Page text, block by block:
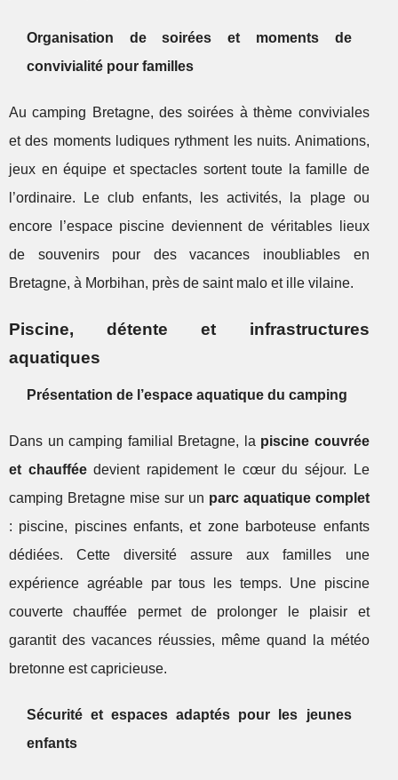
Organisation de soirées et moments de
convivialité pour familles
Au camping Bretagne, des soirées à thème conviviales
et des moments ludiques rythment les nuits. Animations,
jeux en équipe et spectacles sortent toute la famille de
l’ordinaire. Le club enfants, les activités, la plage ou
encore l’espace piscine deviennent de véritables lieux
de souvenirs pour des vacances inoubliables en
Bretagne, à Morbihan, près de saint malo et ille vilaine.
Piscine, détente et infrastructures
aquatiques
Présentation de l’espace aquatique du camping
Dans un camping familial Bretagne, la piscine couvrée
et chaufféedevient rapidement le cœur du séjour. Le
camping Bretagne mise sur un parc aquatique complet
: piscine, piscines enfants, et zone barboteuse enfants
dédiées. Cette diversité assure aux familles une
expérience agréable par tous les temps. Une piscine
couverte chauffée permet de prolonger le plaisir et
garantit des vacances réussies, même quand la météo
bretonne est capricieuse.
Sécurité et espaces adaptés pour les jeunes
enfants